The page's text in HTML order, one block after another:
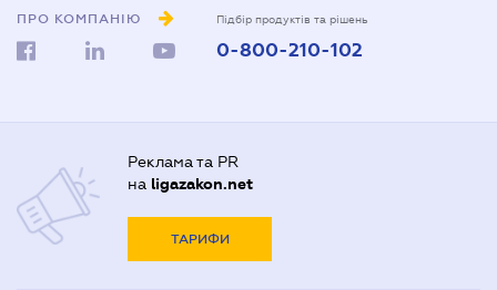
ПРО КОМПАНІЮ Підбір продуктів та рішень
0-800-210-102
Реклама та PR
на ligazakon.net
ТАРИФИ